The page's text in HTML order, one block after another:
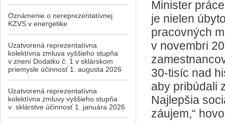
Minister
je nielen
pracovných
v novembri
30-tisíc nad
aby pribúdali
Najlepšia
záujem,“
Oznámenie o nereprezentatívnej
KZVS v energetike
Uzatvorená reprezentatívna
kolektívna zmluva vyššieho stupňa
v znení Dodatku č. 1 v sklárskom
priemysle účinnosť 1. augusta 2026
Uzatvorená reprezentatívna
kolektívna zmluvy vyššieho stupňa
v sklárstve účinnosť 1. januára 2026